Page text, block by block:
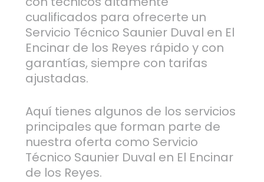
cualificados para ofrecerte un
Servicio Técnico Saunier Duval en El
Encinar de los Reyes rápido y con
garantías, siempre con tarifas
ajustadas.
Aquí tienes algunos de los servicios
principales que forman parte de
nuestra oferta como Servicio
Técnico Saunier Duval en El Encinar
de los Reyes.